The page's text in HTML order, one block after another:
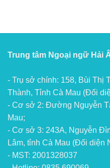
Trung tâm Ngoại ngữ Hải
- Trụ sở chính: 158, Bùi Thị
Thành, Tỉnh Cà Mau (Đối
- Cơ sở 2: Đường Nguyễn
Mau;
- Cơ sở 3: 243A, Nguyễn
Lâm, tỉnh Cà Mau (Đối diện
- MST: 2001328037